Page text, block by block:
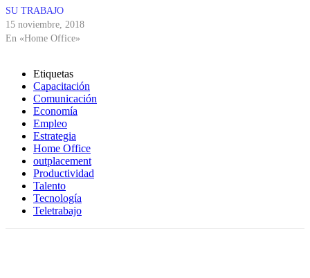
SU TRABAJO
15 noviembre, 2018
En «Home Office»
Etiquetas
Capacitación
Comunicación
Economía
Empleo
Estrategia
Home Office
outplacement
Productividad
Talento
Tecnología
Teletrabajo